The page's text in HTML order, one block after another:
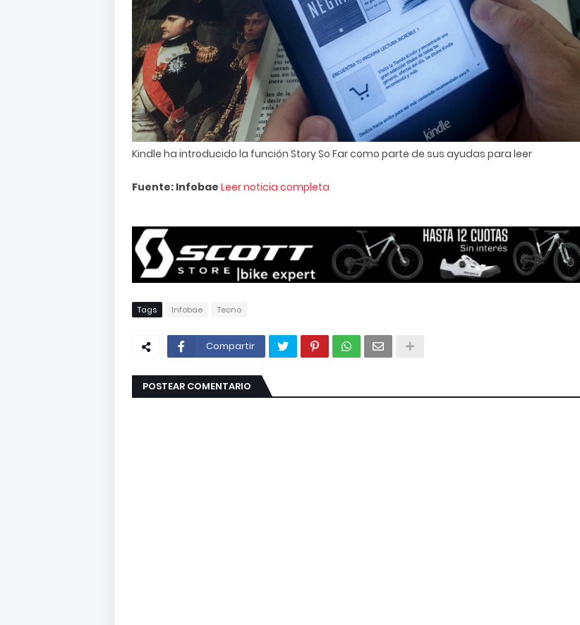
Kindle ha introducido la función Story So Far como parte de sus ayudas para leer
Fuente: Infobae Leer noticia completa
Tags Infobae Tecno
Compartir
POSTEAR COMENTARIO